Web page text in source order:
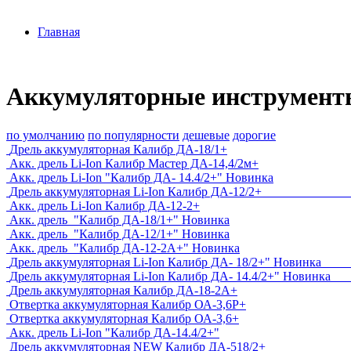
Главная
Аккумуляторные
по умолчанию по популярности дешевые дорогие
Дрель аккумуляторная Калибр ДА-18/1+
Акк. дрель Li-Ion Калибр Мастер ДА-14,4/2м+
Акк. дрель Li-Ion "Калибр ДА- 14.4/2+" Новинка
Дрель аккумуляторная Li-Ion
Акк. дрель Li-Ion Калибр ДА-12-2+
Акк. дрель "Калибр ДА-18/1+" Новинка
Акк. дрель "Калибр ДА-12/1+" Новинка
Акк. дрель "Калибр ДА-12-2А+" Новинка
Дрель аккумуляторная Li-Ion Калибр ДА- 18/
Дрель аккумуляторная Li-Ion Калибр ДА-
Дрель аккумуляторная Калибр ДА-18-2А+
Отвертка аккумуляторная Калибр ОА-3,6Р+
Отвертка аккумуляторная Калибр ОА-3,6+
Акк. дрель Li-Ion "Калибр ДА-14.4/2+"
Дрель аккумуляторная NEW Калибр ДА-518/2+